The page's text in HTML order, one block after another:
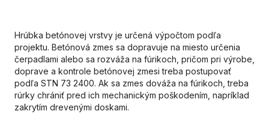
Hrúbka betónovej vrstvy je určená výpočtom podľa
projektu. Betónová zmes sa dopravuje na miesto určenia
čerpadlami alebo sa rozváža na fúrikoch, pričom pri výrobe,
doprave a kontrole betónovej zmesi treba postupovať
podľa STN 73 2400. Ak sa zmes dováža na fúrikoch, treba
rúrky chrániť pred ich mechanickým poškodením, napríklad
zakrytím drevenými doskami.